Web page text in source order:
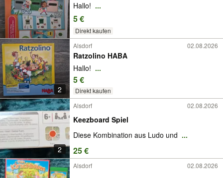
Hallo! ...
5 €
Direkt kaufen
2
Alsdorf 02.08.2026
Ratzolino HABA
Hallo! ...
5 €
Direkt kaufen
2
Alsdorf 02.08.2026
Keezboard Spiel
Diese Kombination aus Ludo und ...
25 €
Alsdorf 02.08.2026